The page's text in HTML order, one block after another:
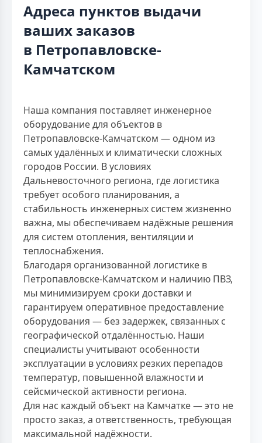
Адреса пунктов выдачи
ваших заказов
в Петропавловске-
Камчатском
Наша компания поставляет инженерное
оборудование для объектов в
Петропавловске-Камчатском — одном из
самых удалённых и климатически сложных
городов России. В условиях
Дальневосточного региона, где логистика
требует особого планирования, а
стабильность инженерных систем жизненно
важна, мы обеспечиваем надёжные решения
для систем отопления, вентиляции и
теплоснабжения.
Благодаря организованной логистике в
Петропавловске-Камчатском и наличию ПВЗ,
мы минимизируем сроки доставки и
гарантируем оперативное предоставление
оборудования — без задержек, связанных с
географической отдалённостью. Наши
специалисты учитывают особенности
эксплуатации в условиях резких перепадов
температур, повышенной влажности и
сейсмической активности региона.
Для нас каждый объект на Камчатке — это не
просто заказ, а ответственность, требующая
максимальной надёжности.